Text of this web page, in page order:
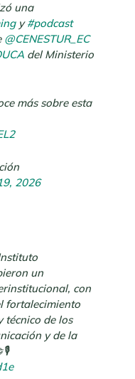
una
y#podcast
@CENESTUR_EC
del Ministerio
más sobre esta
2026
un
con
fortalecimiento
técnico de los
y de la